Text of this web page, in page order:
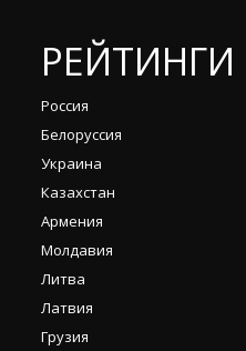
Россия
Белоруссия
Украина
Казахстан
Армения
Молдавия
Литва
Латвия
Грузия